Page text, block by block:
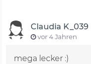
Claudia K_039
vor 4 Jahren
mega lecker :)